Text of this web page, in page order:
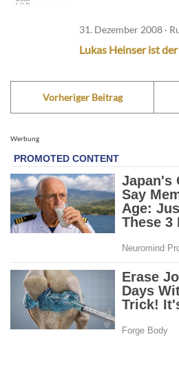
31. Dezember 2008 ·
Lukas Heinser ist
Vorheriger Beitrag
Werbung